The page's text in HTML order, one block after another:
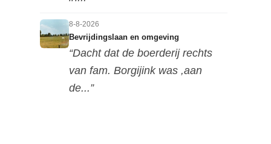
8-8-2026
Bevrijdingslaan en omgeving
“Dacht dat de boerderij rechts
van fam. Borgijink was ,aan
de...”